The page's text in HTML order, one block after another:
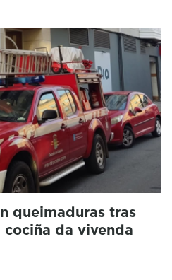
queimaduras tras
da vivenda